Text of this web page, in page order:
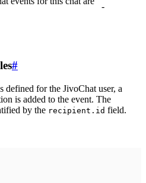
-
#
defined for the JivoChat user, a
is added to the event. The
by the recipient.id field.